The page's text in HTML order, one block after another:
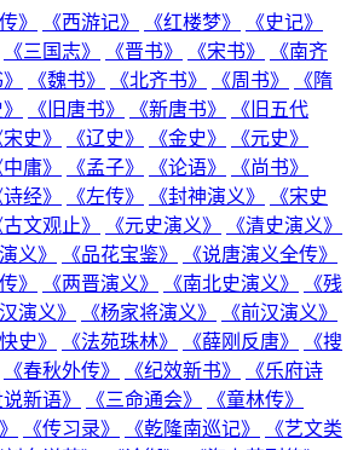
》 《西游记》 《红楼梦》
《史记》
《三国志》 《晋书》 《宋书》
《南齐
《魏书》 《北齐书》 《周书》
《隋
《旧唐书》 《新唐书》
《旧五代
宋史》 《辽史》 《金史》
《元史》
中庸》 《孟子》 《论语》
《尚书》
诗经》 《左传》 《封神演义》
《宋史
古文观止》 《元史演义》
《清史演义》
义》 《品花宝鉴》
《说唐演义全传》
》 《两晋演义》 《南北史演义》
《残
演义》 《杨家将演义》
《前汉演义》
史》 《法苑珠林》 《薛刚反唐》
《搜
《春秋外传》 《纪效新书》
《乐府诗
说新语》 《三命通会》
《童林传》
《传习录》 《乾隆南巡记》
《艺文类